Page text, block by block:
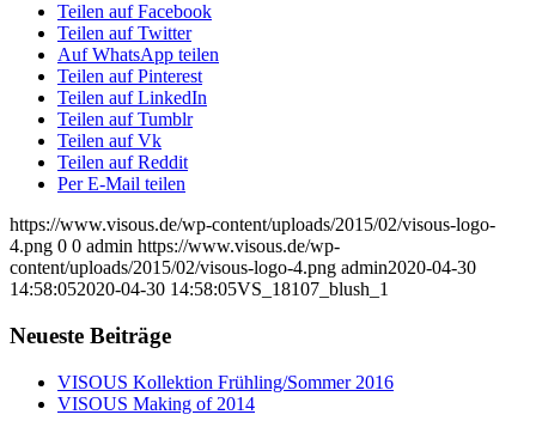
Teilen auf Facebook
Teilen auf Twitter
Auf WhatsApp teilen
Teilen auf Pinterest
Teilen auf LinkedIn
Teilen auf Tumblr
Teilen auf Vk
Teilen auf Reddit
Per E-Mail teilen
https://www.visous.de/wp-content/uploads/2015/02/visous-logo-
4.png 0 0 admin https://www.visous.de/wp-
content/uploads/2015/02/visous-logo-4.png admin2020-04-30
14:58:052020-04-30 14:58:05VS_18107_blush_1
Neueste Beiträge
VISOUS Kollektion Frühling/Sommer 2016
VISOUS Making of 2014